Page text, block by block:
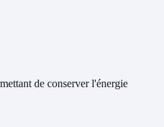
de conserver l'énergie